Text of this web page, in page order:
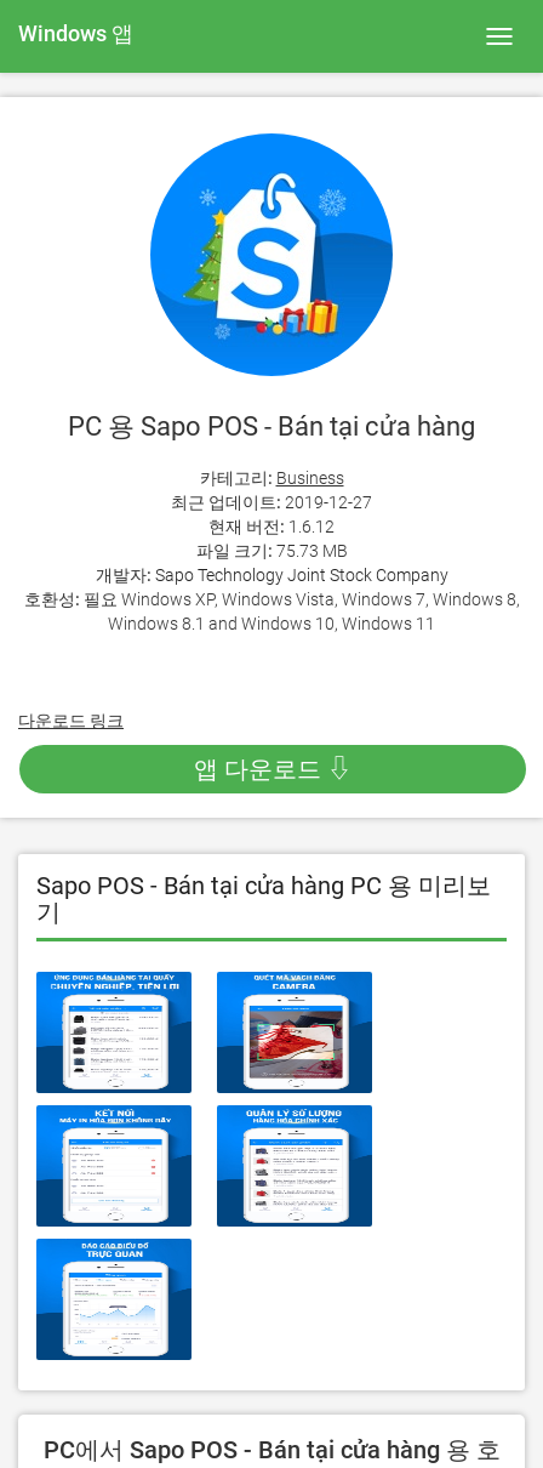
Windows 앱
PC 용 Sapo POS - Bán tại cửa hàng
카테고리: Business
최근 업데이트: 2019-12-27
현재 버전: 1.6.12
파일 크기: 75.73 MB
개발자: Sapo Technology Joint Stock Company
호환성: 필요 Windows XP, Windows Vista, Windows 7, Windows 8,
Windows 8.1 and Windows 10, Windows 11
다운로드 링크
앱 다운로드 ⇩
Sapo POS - Bán tại cửa hàng PC 용 미리보
기
PC에서 Sapo POS - Bán tại cửa hàng 용 호